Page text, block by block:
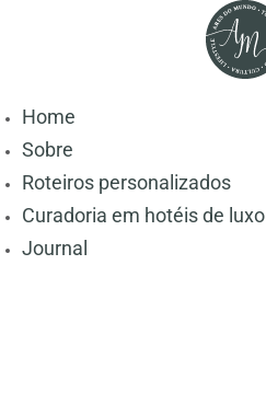
Home
Sobre
Roteiros personalizados
Curadoria em hotéis de luxo
Journal